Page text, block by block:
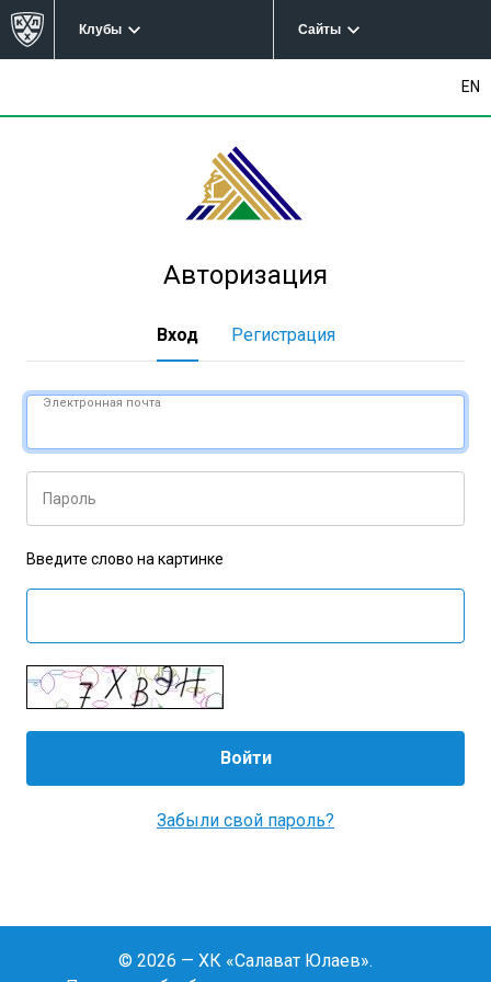
Клубы Сайты
EN
Авторизация
Вход Регистрация
Электронная почта
Пароль
Введите слово на картинке
Забыли свой пароль?
© 2026 — ХК «Салават Юлаев».